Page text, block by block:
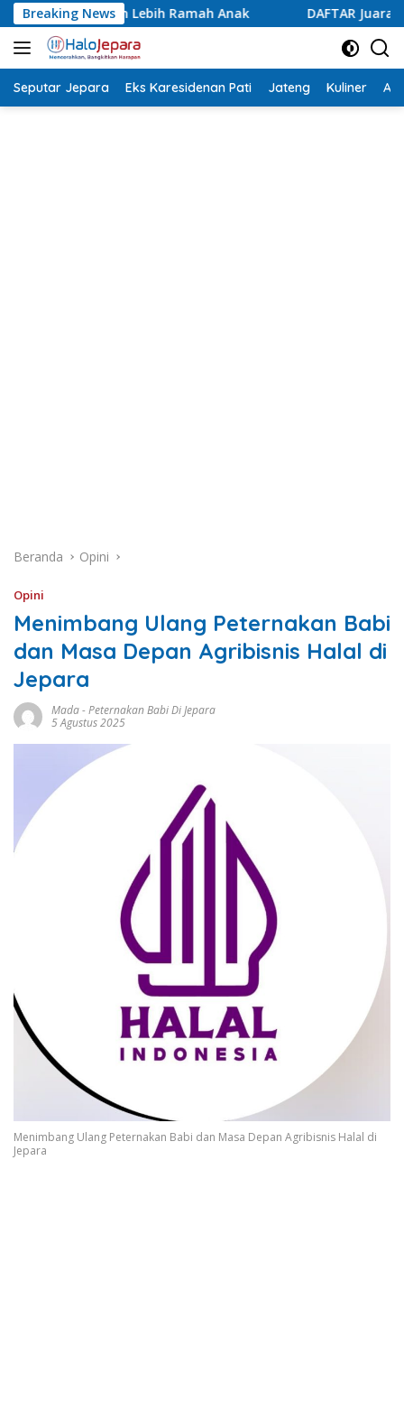
Langsung
ke
konten
Breaking News
Anak DAFTAR Juara Lomba Agustusan Antar
Seputar Jepara Eks Karesidenan Pati Jateng Kuliner
Beranda Opini
Opini
Menimbang Ulang Peternakan Babi
dan Masa Depan Agribisnis Halal di
Jepara
Mada-Peternakan Babi Di Jepara
5 Agustus 2025
Menimbang Ulang Peternakan Babi dan Masa Depan Agribisnis Halal di
Jepara